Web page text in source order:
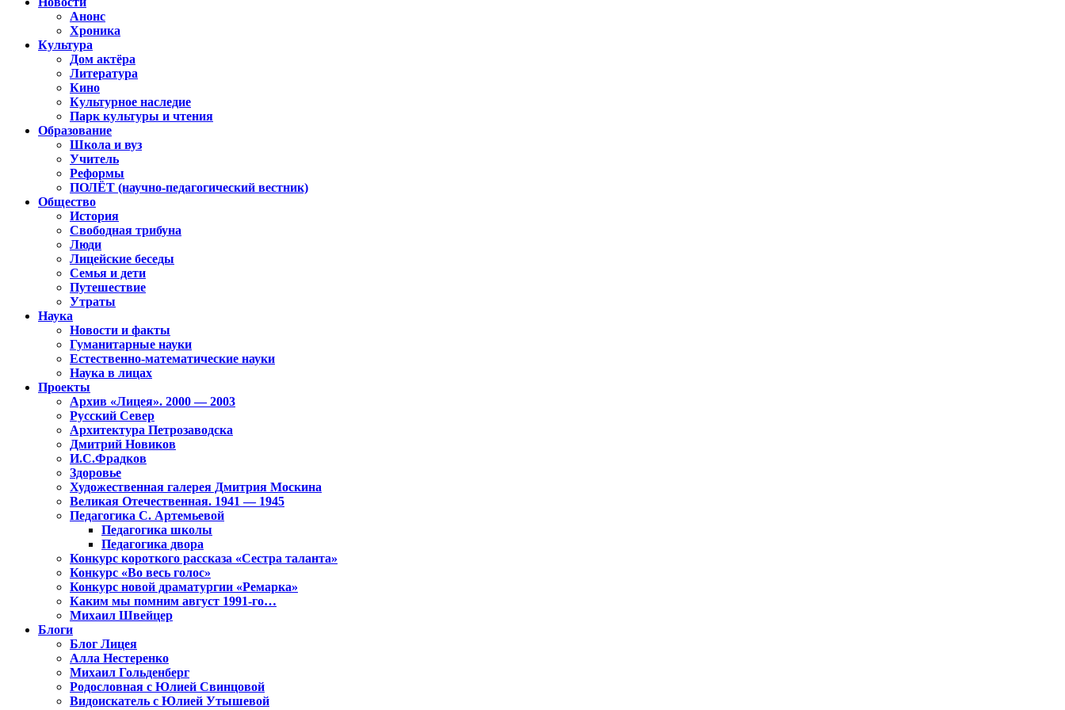
Анонс
Хроника
Культура
Дом актёра
Литература
Кино
Культурное наследие
Парк культуры и чтения
Образование
Школа и вуз
Учитель
Реформы
ПОЛЁТ (научно-педагогический вестник)
Общество
История
Свободная трибуна
Люди
Лицейские беседы
Семья и дети
Путешествие
Утраты
Наука
Новости и факты
Гуманитарные науки
Естественно-математические науки
Наука в лицах
Проекты
Архив «Лицея». 2000 — 2003
Русский Север
Архитектура Петрозаводска
Дмитрий Новиков
И.С.Фрадков
Здоровье
Художественная галерея Дмитрия Москина
Великая Отечественная. 1941 — 1945
Педагогика С. Артемьевой
Педагогика школы
Педагогика двора
Конкурс короткого рассказа «Сестра таланта»
Конкурс «Во весь голос»
Конкурс новой драматургии «Ремарка»
Каким мы помним август 1991-го…
Михаил Швейцер
Блоги
Блог Лицея
Алла Нестеренко
Михаил Гольденберг
Родословная с Юлией Свинцовой
Видоискатель с Юлией Утышевой